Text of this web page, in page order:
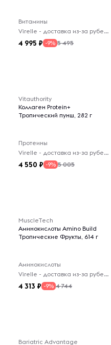
Витамины
Virelle - доставка из-за рубежа
4 995 -9% 5 495
Vitauthority
Коллаген Protein+
Тропический пунш, 282 г
Протеины
Virelle - доставка из-за рубежа
4 550 -9% 5 005
MuscleTech
Аминокислоты Amino Build
Тропические Фрукты, 614 г
Аминокислоты
Virelle - доставка из-за рубежа
4 313 -9% 4 744
Bariatric Advantage